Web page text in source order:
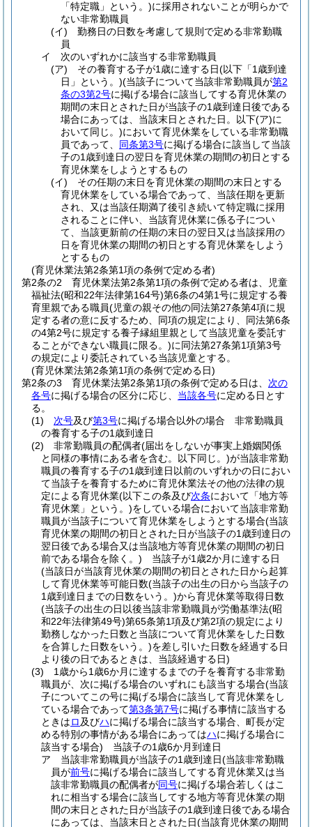
「特定職」という。)に採用されないことが明らかで
ない非常勤職員
(イ)
勤務日の日数を考慮して規則で定める非常勤職
員
イ
次のいずれかに該当する非常勤職員
(ア)
その養育する子が1歳に達する日(以下「1歳到達
日」という。)(当該子について当該非常勤職員が第2
条の3第2号に掲げる場合に該当してする育児休業の
期間の末日とされた日が当該子の1歳到達日後である
場合にあっては、当該末日とされた日。以下(ア)に
おいて同じ。)において育児休業をしている非常勤職
員であって、 同条第3号に掲げる場合に該当して当該
子の1歳到達日の翌日を育児休業の期間の初日とする
育児休業をしようとするもの
(イ)
その任期の末日を育児休業の期間の末日とする
育児休業をしている場合であって、当該任期を更新
され、又は当該任期満了後引き続いて特定職に採用
されることに伴い、当該育児休業に係る子につい
て、当該更新前の任期の末日の翌日又は当該採用の
日を育児休業の期間の初日とする育児休業をしよう
とするもの
(育児休業法第2条第1項の条例で定める者)
第2条の2
育児休業法第2条第1項の条例で定める者は、児童
福祉法(昭和22年法律第164号)第6条の4第1号に規定する養
育里親である職員(児童の親その他の同法第27条第4項に規
定する者の意に反するため、同項の規定により、同法第6条
の4第2号に規定する養子縁組里親として当該児童を委託す
ることができない職員に限る。)に同法第27条第1項第3号
の規定により委託されている当該児童とする。
(育児休業法第2条第1項の条例で定める日)
第2条の3
育児休業法第2条第1項の条例で定める日は、 次の
各号に掲げる場合の区分に応じ、 当該各号に定める日とす
る。
(1)
次号及び第3号に掲げる場合以外の場合 非常勤職員
の養育する子の1歳到達日
(2)
非常勤職員の配偶者(届出をしないが事実上婚姻関係
と同様の事情にある者を含む。以下同じ。)が当該非常勤
職員の養育する子の1歳到達日以前のいずれかの日におい
て当該子を養育するために育児休業法その他の法律の規
定による育児休業(以下この条及び次条において「地方等
育児休業」という。)をしている場合において当該非常勤
職員が当該子について育児休業をしようとする場合(当該
育児休業の期間の初日とされた日が当該子の1歳到達日の
翌日後である場合又は当該地方等育児休業の期間の初日
前である場合を除く。) 当該子が1歳2か月に達する日
(当該日が当該育児休業の期間の初日とされた日から起算
して育児休業等可能日数(当該子の出生の日から当該子の
1歳到達日までの日数をいう。)から育児休業等取得日数
(当該子の出生の日以後当該非常勤職員が労働基準法(昭
和22年法律第49号)第65条第1項及び第2項の規定により
勤務しなかった日数と当該について育児休業をした日数
を合算した日数をいう。)を差し引いた日数を経過する日
より後の日であるときは、当該経過する日)
(3)
1歳から1歳6か月に達するまでの子を養育する非常勤
職員が、次に掲げる場合のいずれにも該当する場合(当該
子についてこの号に掲げる場合に該当して育児休業をし
ている場合であって第3条第7号に掲げる事情に該当する
ときはロ及びハに掲げる場合に該当する場合、町長が定
める特別の事情がある場合にあってはハに掲げる場合に
該当する場合) 当該子の1歳6か月到達日
ア
当該非常勤職員が当該子の1歳到達日(当該非常勤職
員が前号に掲げる場合に該当してする育児休業又は当
該非常勤職員の配偶者が同号に掲げる場合若しくはこ
れに相当する場合に該当してする地方等育児休業の期
間の末日とされた日が当該子の1歳到達日後である場合
にあっては、当該末日とされた日(当該育児休業の期間